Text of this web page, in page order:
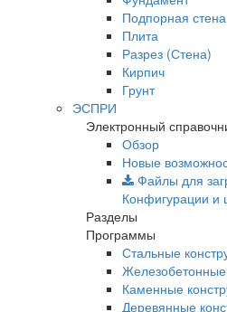
Подпорная стена
Плита
Разрез (Стена)
Кирпич
Грунт
ЭСПРИ
Электронный
Обзор
Новые
Файлы для
Конфигурации и
Разделы
Программы
Стальные
Железобетонные
Каменные
Деревянные